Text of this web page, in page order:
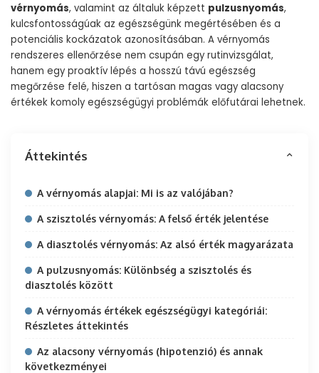
vérnyomás, valamint az általuk képzett pulzusnyomás,
kulcsfontosságúak az egészségünk megértésében és a
potenciális kockázatok azonosításában. A vérnyomás
rendszeres ellenőrzése nem csupán egy rutinvizsgálat,
hanem egy proaktív lépés a hosszú távú egészség
megőrzése felé, hiszen a tartósan magas vagy alacsony
értékek komoly egészségügyi problémák előfutárai lehetnek.
Áttekintés
A vérnyomás alapjai: Mi is az valójában?
A szisztolés vérnyomás: A felső érték jelentése
A diasztolés vérnyomás: Az alsó érték magyarázata
A pulzusnyomás: Különbség a szisztolés és
diasztolés között
A vérnyomás értékek egészségügyi kategóriái:
Részletes áttekintés
Az alacsony vérnyomás (hipotenzió) és annak
következményei